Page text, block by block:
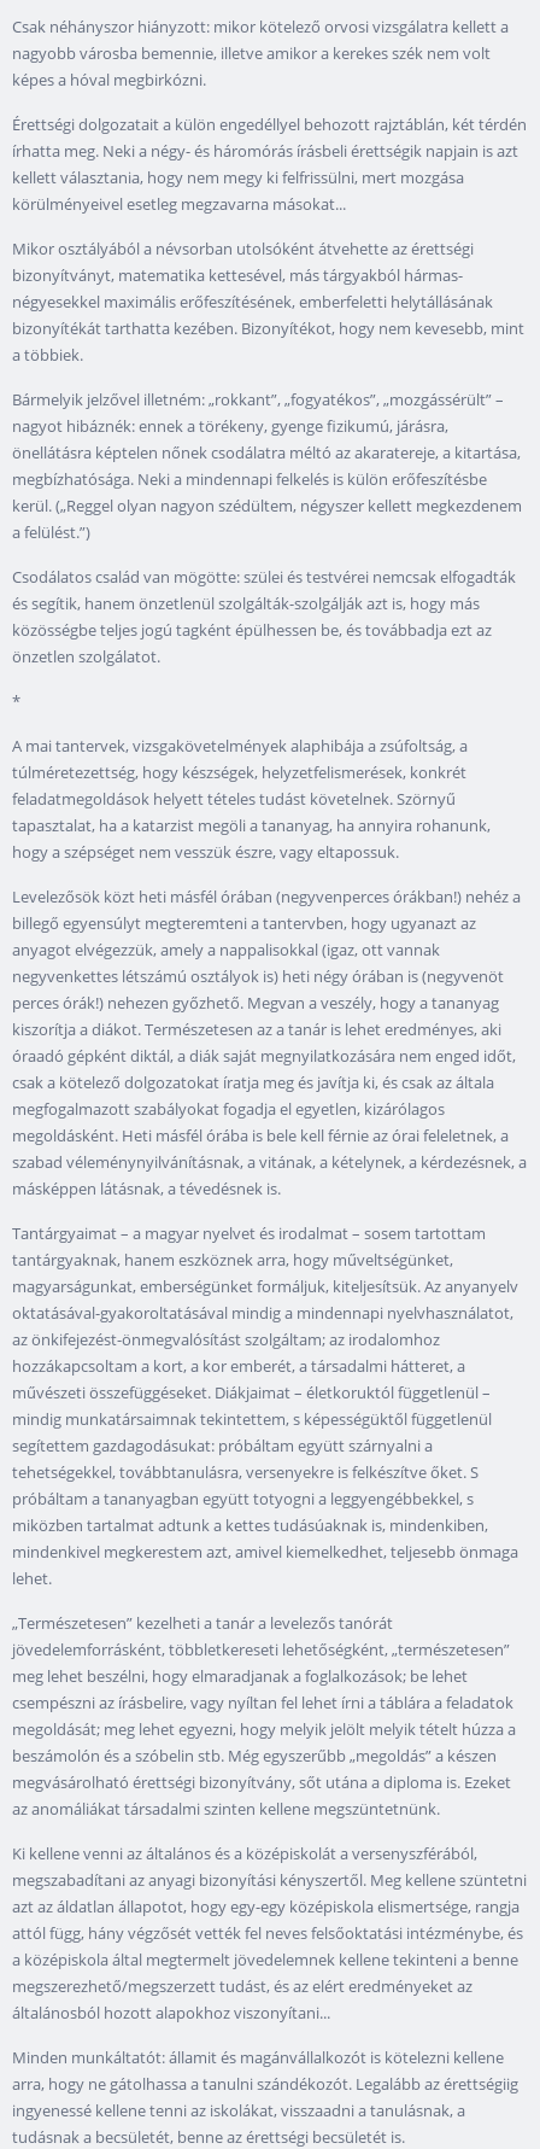
Csak néhányszor hiányzott: mikor kötelező orvosi vizsgálatra kellett a
nagyobb városba bemennie, illetve amikor a kerekes szék nem volt
képes a hóval megbirkózni.
Érettségi dolgozatait a külön engedéllyel behozott rajztáblán, két térdén
írhatta meg. Neki a négy- és háromórás írásbeli érettségik napjain is azt
kellett választania, hogy nem megy ki felfrissülni, mert mozgása
körülményeivel esetleg megzavarna másokat...
Mikor osztályából a névsorban utolsóként átvehette az érettségi
bizonyítványt, matematika kettesével, más tárgyakból hármas-
négyesekkel maximális erőfeszítésének, emberfeletti helytállásának
bizonyítékát tarthatta kezében. Bizonyítékot, hogy nem kevesebb, mint
a többiek.
Bármelyik jelzővel illetném: „rokkant”, „fogyatékos”, „mozgássérült” –
nagyot hibáznék: ennek a törékeny, gyenge fizikumú, járásra,
önellátásra képtelen nőnek csodálatra méltó az akaratereje, a kitartása,
megbízhatósága. Neki a mindennapi felkelés is külön erőfeszítésbe
kerül. („Reggel olyan nagyon szédültem, négyszer kellett megkezdenem
a felülést.”)
Csodálatos család van mögötte: szülei és testvérei nemcsak elfogadták
és segítik, hanem önzetlenül szolgálták-szolgálják azt is, hogy más
közösségbe teljes jogú tagként épülhessen be, és továbbadja ezt az
önzetlen szolgálatot.
*
A mai tantervek, vizsgakövetelmények alaphibája a zsúfoltság, a
túlméretezettség, hogy készségek, helyzetfelismerések, konkrét
feladatmegoldások helyett tételes tudást követelnek. Szörnyű
tapasztalat, ha a katarzist megöli a tananyag, ha annyira rohanunk,
hogy a szépséget nem vesszük észre, vagy eltapossuk.
Levelezősök közt heti másfél órában (negyvenperces órákban!) nehéz a
billegő egyensúlyt megteremteni a tantervben, hogy ugyanazt az
anyagot elvégezzük, amely a nappalisokkal (igaz, ott vannak
negyvenkettes létszámú osztályok is) heti négy órában is (negyvenöt
perces órák!) nehezen győzhető. Megvan a veszély, hogy a tananyag
kiszorítja a diákot. Természetesen az a tanár is lehet eredményes, aki
óraadó gépként diktál, a diák saját megnyilatkozására nem enged időt,
csak a kötelező dolgozatokat íratja meg és javítja ki, és csak az általa
megfogalmazott szabályokat fogadja el egyetlen, kizárólagos
megoldásként. Heti másfél órába is bele kell férnie az órai feleletnek, a
szabad véleménynyilvánításnak, a vitának, a kételynek, a kérdezésnek, a
másképpen látásnak, a tévedésnek is.
Tantárgyaimat – a magyar nyelvet és irodalmat – sosem tartottam
tantárgyaknak, hanem eszköznek arra, hogy műveltségünket,
magyarságunkat, emberségünket formáljuk, kiteljesítsük. Az anyanyelv
oktatásával-gyakoroltatásával mindig a mindennapi nyelvhasználatot,
az önkifejezést-önmegvalósítást szolgáltam; az irodalomhoz
hozzákapcsoltam a kort, a kor emberét, a társadalmi hátteret, a
művészeti összefüggéseket. Diákjaimat – életkoruktól függetlenül –
mindig munkatársaimnak tekintettem, s képességüktől függetlenül
segítettem gazdagodásukat: próbáltam együtt szárnyalni a
tehetségekkel, továbbtanulásra, versenyekre is felkészítve őket. S
próbáltam a tananyagban együtt totyogni a leggyengébbekkel, s
miközben tartalmat adtunk a kettes tudásúaknak is, mindenkiben,
mindenkivel megkerestem azt, amivel kiemelkedhet, teljesebb önmaga
lehet.
„Természetesen” kezelheti a tanár a levelezős tanórát
jövedelemforrásként, többletkereseti lehetőségként, „természetesen”
meg lehet beszélni, hogy elmaradjanak a foglalkozások; be lehet
csempészni az írásbelire, vagy nyíltan fel lehet írni a táblára a feladatok
megoldását; meg lehet egyezni, hogy melyik jelölt melyik tételt húzza a
beszámolón és a szóbelin stb. Még egyszerűbb „megoldás” a készen
megvásárolható érettségi bizonyítvány, sőt utána a diploma is. Ezeket
az anomáliákat társadalmi szinten kellene megszüntetnünk.
Ki kellene venni az általános és a középiskolát a versenyszférából,
megszabadítani az anyagi bizonyítási kényszertől. Meg kellene szüntetni
azt az áldatlan állapotot, hogy egy-egy középiskola elismertsége, rangja
attól függ, hány végzősét vették fel neves felsőoktatási intézménybe, és
a középiskola által megtermelt jövedelemnek kellene tekinteni a benne
megszerezhető/megszerzett tudást, és az elért eredményeket az
általánosból hozott alapokhoz viszonyítani...
Minden munkáltatót: államit és magánvállalkozót is kötelezni kellene
arra, hogy ne gátolhassa a tanulni szándékozót. Legalább az érettségiig
ingyenessé kellene tenni az iskolákat, visszaadni a tanulásnak, a
tudásnak a becsületét, benne az érettségi becsületét is.